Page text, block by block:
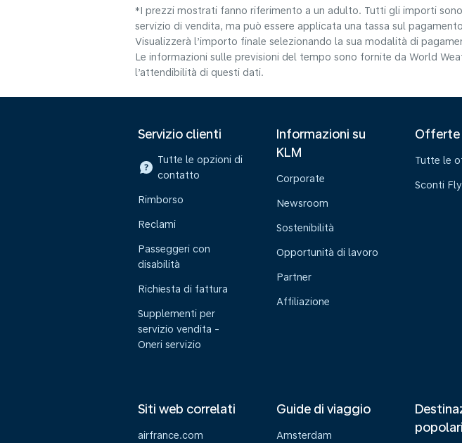
*I prezzi mostrati fanno riferimento a un adulto. Tutti gli importi
servizio di vendita, ma può essere applicata una tassa sul
Visualizzerà l’importo finale selezionando la sua modalità di
Le informazioni sulle previsioni del tempo sono fornite da World
l’attendibilità di questi dati.
Servizio clienti
Tutte le opzioni di
contatto
Rimborso
Reclami
Passeggeri con
disabilità
Richiesta di fattura
Supplementi per
servizio vendita -
Oneri servizio
Informazioni su
KLM
Corporate
Newsroom
Sostenibilità
Opportunità di lavoro
Partner
Affiliazione
Offerte
Tutte le
Sconti
Siti web correlati
airfrance.com
Guide di viaggio
Amsterdam
popolari